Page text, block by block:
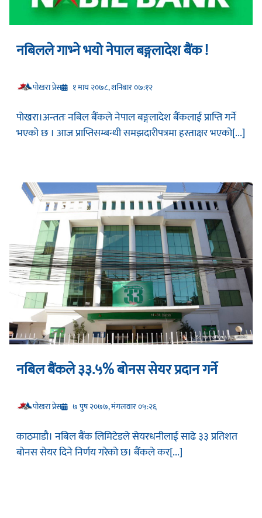
नबिलले गाभ्ने भयो नेपाल बङ्गलादेश बैंक !
प‍ोखरा प्रेस १ माघ २०७८, शनिबार ०७:१२
पोखरा।अन्ततः नबिल बैंकले नेपाल बङ्गलादेश बैंकलाई प्राप्ति गर्ने
भएको छ । आज प्राप्तिसम्बन्धी समझदारीपत्रमा हस्ताक्षर भएको[...]
नबिल बैंकले ३३.५% बोनस सेयर प्रदान गर्ने
प‍ोखरा प्रेस ७ पुष २०७७, मंगलवार ०५:२६
काठमाडौ। नबिल बैंक लिमिटेडले सेयरधनीलाई साढे ३३ प्रतिशत
बोनस सेयर दिने निर्णय गरेको छ। बैंकले कर[...]